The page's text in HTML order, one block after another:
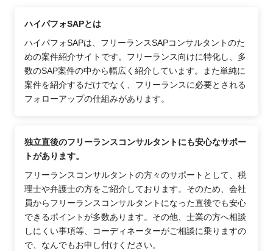
ハイパフォSAPとは
ハイパフォSAPは、フリーランスSAPコンサルタントのた
めの案件紹介サイトです。フリーランス向けに特化し、多
数のSAP案件の中から幅広く紹介しています。また単純に
案件を紹介するだけでなく、フリーランスに必要とされる
フォローアップの仕組みがあります。
独立直後のフリーランスコンサルタントにも安心なサポー
トがあります。
フリーランスコンサルタントの方々のサポートとして、税
理士や弁護士の方をご紹介しております。そのため、会社
員からフリーランスコンサルタントになった直後でも安心
できるポイントが多数あります。その他、士業の方へ相談
しにくい事項等、コーディネーターがご相談に乗りますの
で、なんでもお申し付けください。